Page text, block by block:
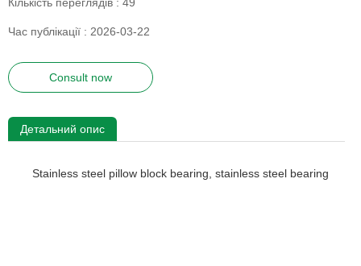
Час публікації : 2026-03-22
Consult now
Детальний опис
Stainless steel pillow block bearing, stainless steel bearing